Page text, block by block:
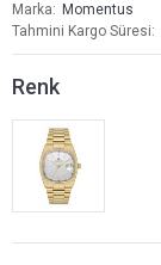
Marka
Momentus
Tahmini Kargo Süresi
Renk